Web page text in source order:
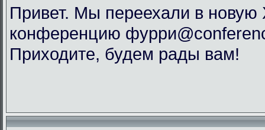
Привет. Мы переехали в новую
конференцию
Приходите, будем рады вам!